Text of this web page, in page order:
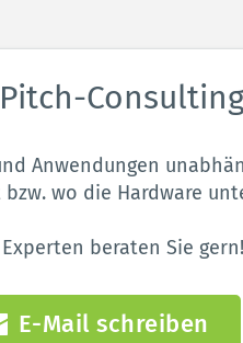
Anwendungen
wo die Hardware
beraten Sie gern!
E-Mail schreiben